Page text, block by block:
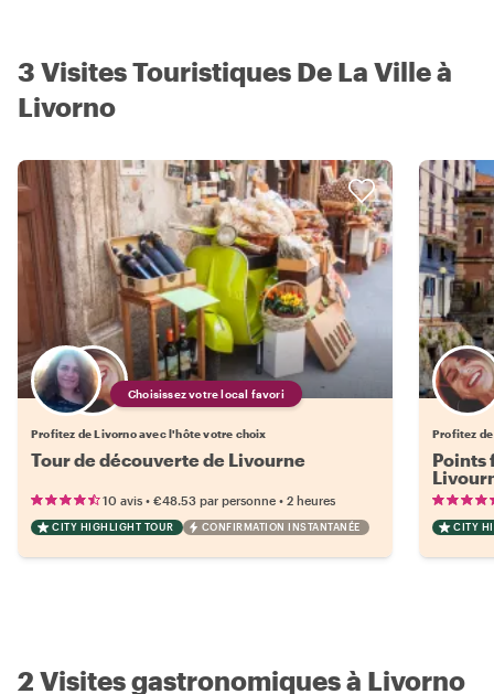
3 Visites Touristiques De La Ville à
Livorno
Choisissez votre local favori
Profitez de Livorno avec l'hôte votre choix
Tour de découverte de Livourne
10 avis • €48.53 par personne • 2 heures
CITY HIGHLIGHT TOUR CONFIRMATION INSTANTANÉE
Profitez
Points
CITY
2 Visites gastronomiques à Livorno